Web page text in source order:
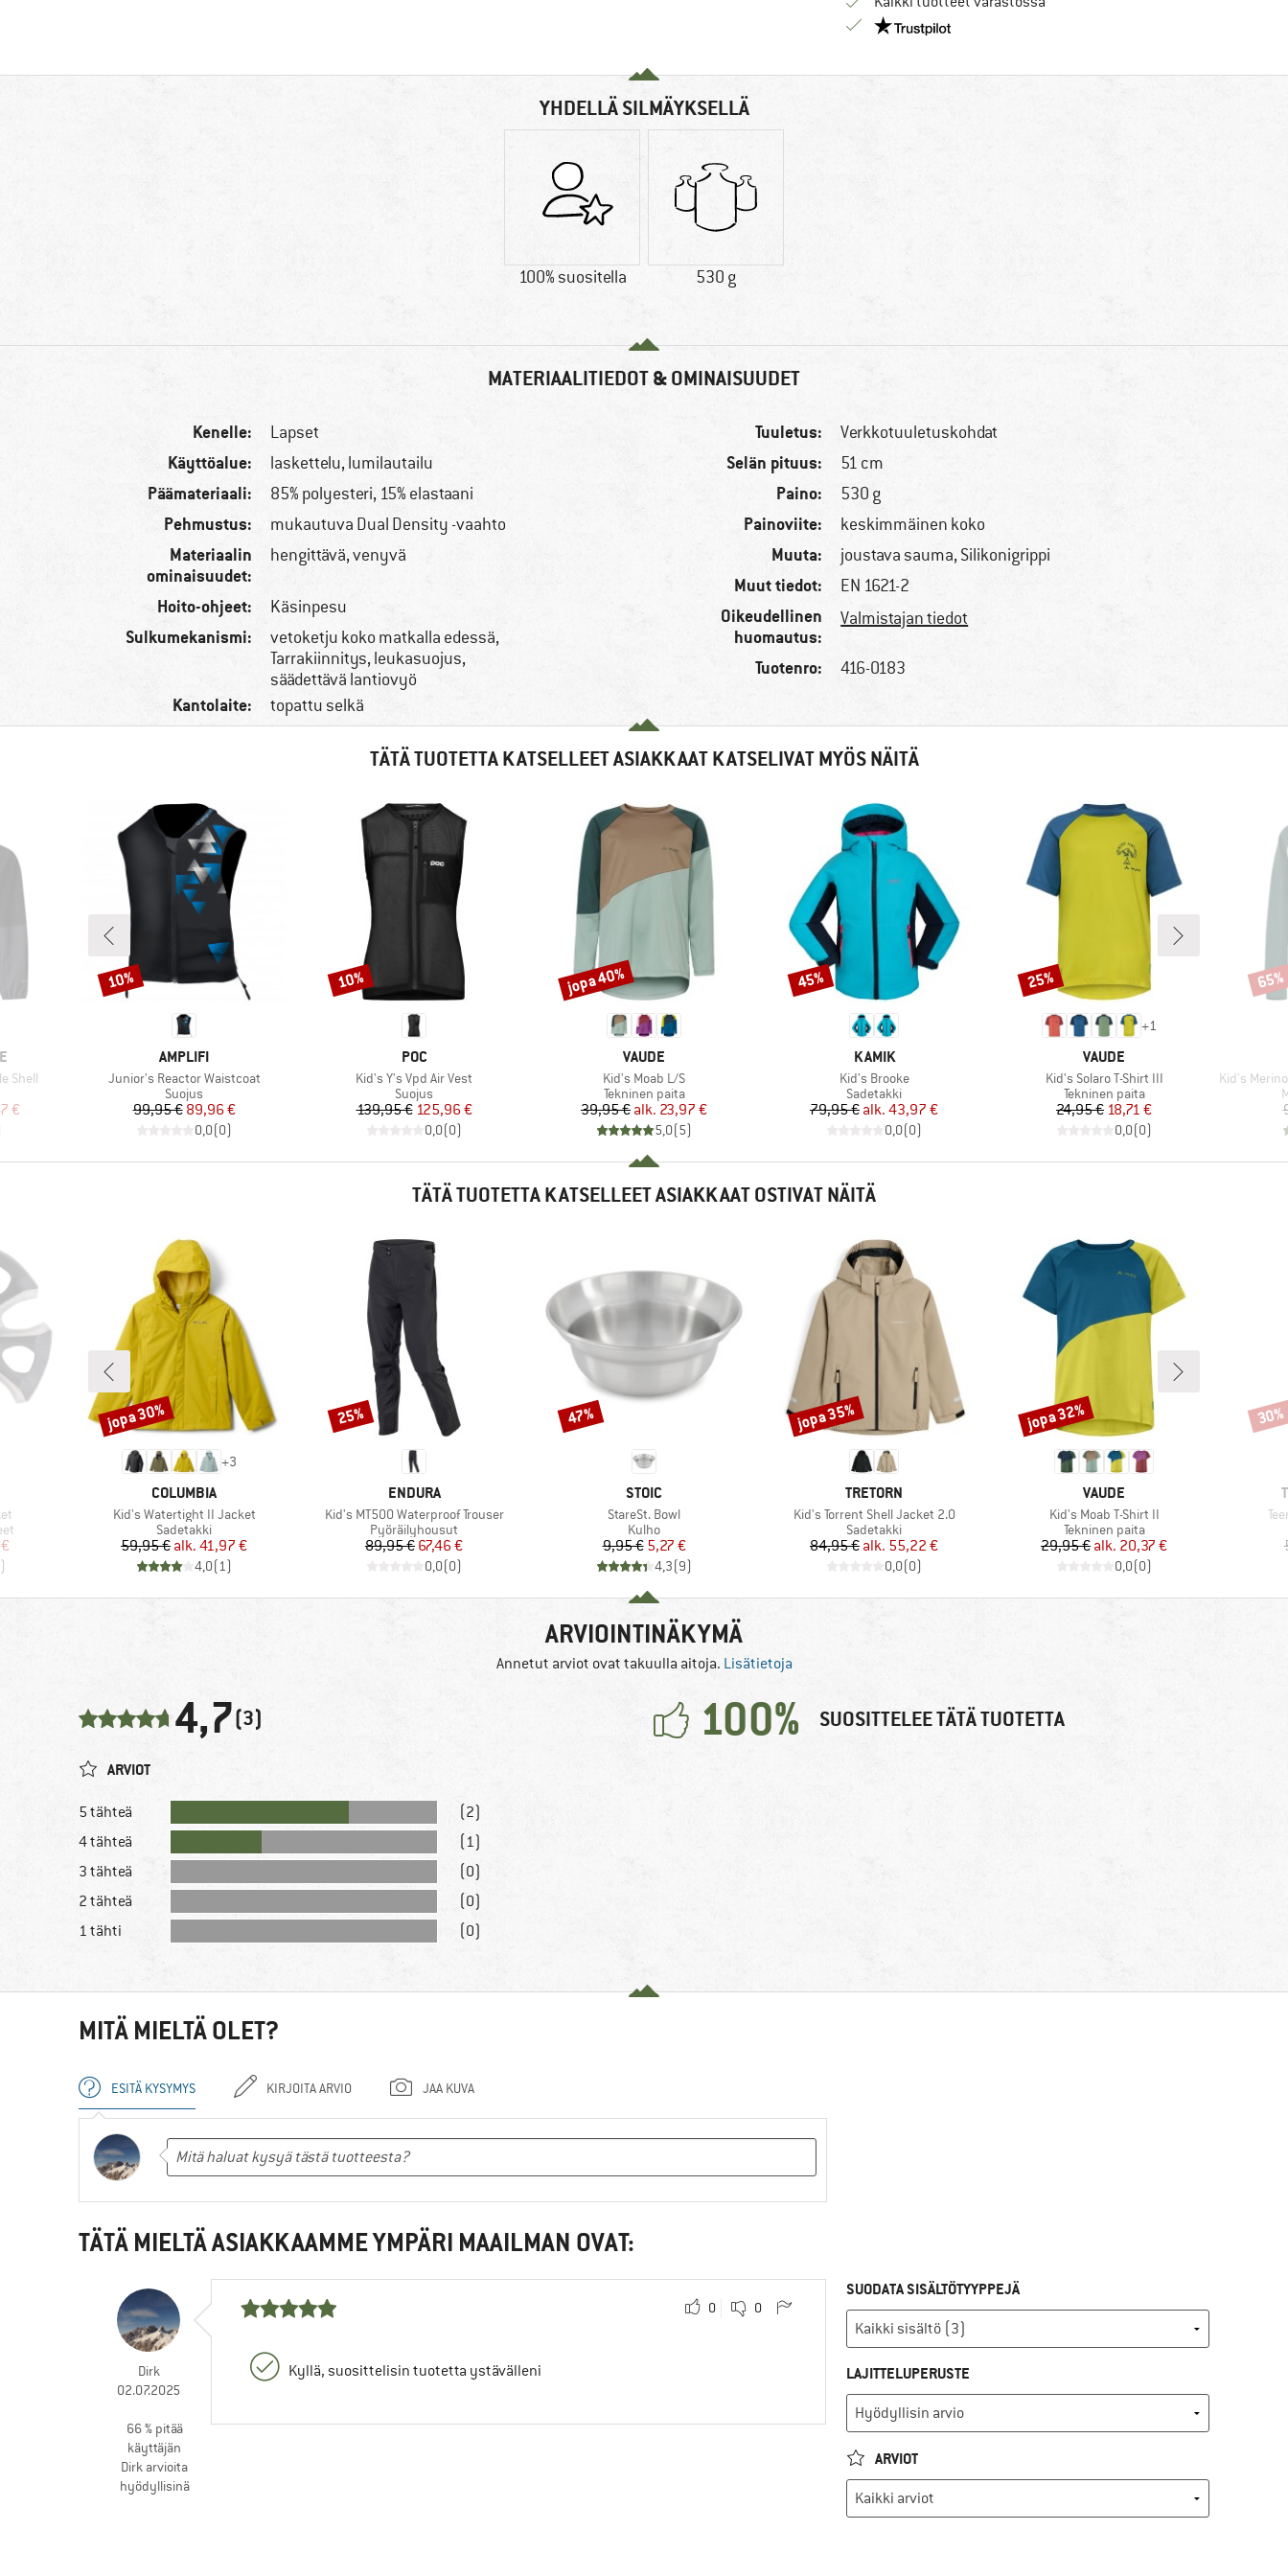
Meillä on Trustpilot -sertifiointi - lue lisää tästä!
YHDELLÄ SILMÄYKSELLÄ
100% suositella 530 g
MATERIAALITIEDOT & OMINAISUUDET
Kenelle: Lapset
Käyttöalue: laskettelu, lumilautailu
Päämateriaali: 85% polyesteri, 15% elastaani
Pehmustus: mukautuva Dual Density -vaahto
Materiaalin
ominaisuudet:
hengittävä, venyvä
Hoito-ohjeet: Käsinpesu
Sulkumekanismi:
vetoketju koko matkalla edessä,
Tarrakiinnitys, leukasuojus,
säädettävä lantiovyö
Kantolaite: topattu selkä
Tuuletus: Verkkotuuletuskohdat
Selän pituus: 51 cm
Paino: 530 g
Painoviite: keskimmäinen koko
Muuta: joustava sauma, Silikonigrippi
Muut tiedot: EN 1621-2
Oikeudellinen
huomautus:
Valmistajan tiedot
Tuotenro: 416-0183
TÄTÄ TUOTETTA KATSELLEET ASIAKKAAT KATSELIVAT MYÖS NÄITÄ
Shell
hinta
€
MERKKI
AMPLIFI
Tuote
Junior's Reactor Waistcoat
Tuoteryhmä
Suojus
Hinta
99,95 €Alennettu hinta
89,96 €
0,0(0)
Alennus
10%
MERKKI
POC
Tuote
Kid's Y's Vpd Air Vest
Tuoteryhmä
Suojus
Hinta
139,95 €Alennettu hinta
125,96 €
0,0(0)
Alennus
10%
MERKKI
VAUDE
Tuote
Kid's Moab L/S
Tuoteryhmä
Tekninen paita
Hinta
39,95 € Alennettu hinta
alk. 23,97 €
5,0(5)
Alennus
jopa 40%
MERKKI
KAMIK
Tuote
Kid's Brooke
Tuoteryhmä
Sadetakki
Hinta
79,95 € Alennettu hinta
alk. 43,97 €
0,0(0)
Alennus
45%
+1
MERKKI
VAUDE
Tuote
Kid's Solaro T-Shirt III
Tuoteryhmä
Tekninen paita
Hinta
24,95 €Alennettu hinta
18,71 €
0,0(0)
Alennus
25%
Tuote
Kid's
65%
TÄTÄ TUOTETTA KATSELLEET ASIAKKAAT OSTIVAT NÄITÄ
hinta
)
+3
MERKKI
COLUMBIA
Tuote
Kid's Watertight II Jacket
Tuoteryhmä
Sadetakki
Hinta
59,95 € Alennettu hinta
alk. 41,97 €
4,0(1)
Alennus
jopa 30%
MERKKI
ENDURA
Tuote
Kid's MT500 Waterproof Trouser
Tuoteryhmä
Pyöräilyhousut
Hinta
89,95 €Alennettu hinta
67,46 €
0,0(0)
Alennus
25%
MERKKI
STOIC
Tuote
StareSt. Bowl
Tuoteryhmä
Kulho
Hinta
9,95 €Alennettu hinta
5,27 €
4,3(9)
Alennus
47%
MERKKI
TRETORN
Tuote
Kid's Torrent Shell Jacket 2.0
Tuoteryhmä
Sadetakki
Hinta
84,95 € Alennettu hinta
alk. 55,22 €
0,0(0)
Alennus
jopa 35%
MERKKI
VAUDE
Tuote
Kid's Moab T-Shirt II
Tuoteryhmä
Tekninen paita
Hinta
29,95 € Alennettu hinta
alk. 20,37 €
0,0(0)
Alennus
jopa 32% 30%
ARVIOINTINÄKYMÄ
Annetut arviot ovat takuulla aitoja. Lisätietoja
4,7(3) 100% SUOSITTELEE TÄTÄ TUOTETTA
ARVIOT
5 tähteä
(2)
4 tähteä
(1)
3 tähteä
(0)
2 tähteä
(0)
1 tähti
(0)
MITÄ MIELTÄ OLET?
ESITÄ KYSYMYS KIRJOITA ARVIO JAA KUVA
TÄTÄ MIELTÄ ASIAKKAAMME YMPÄRI MAAILMAN OVAT:
Dirk
02.07.2025
66 % pitää
käyttäjän
Dirk arvioita
hyödyllisinä
0 0
Kyllä, suosittelisin tuotetta ystävälleni
SUODATA SISÄLTÖTYYPPEJÄ
LAJITTELUPERUSTE
ARVIOT